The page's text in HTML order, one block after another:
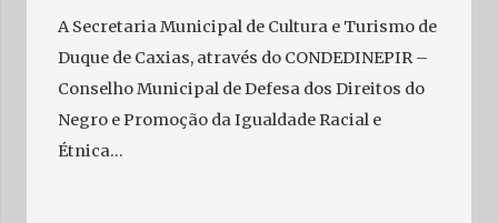
A Secretaria Municipal de Cultura e Turismo de
Duque de Caxias, através do CONDEDINEPIR –
Conselho Municipal de Defesa dos Direitos do
Negro e Promoção da Igualdade Racial e
Étnica…